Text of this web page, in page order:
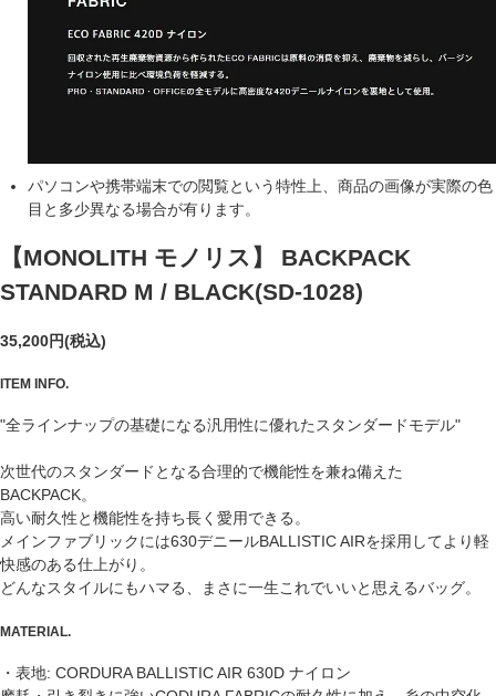
パソコンや携帯端末での閲覧という特性上、商品の画像が実際の色
目と多少異なる場合が有ります。
【MONOLITH モノリス】 BACKPACK
STANDARD M / BLACK(SD-1028)
35,200円(税込)
ITEM INFO.
"全ラインナップの基礎になる汎用性に優れたスタンダードモデル"
次世代のスタンダードとなる合理的で機能性を兼ね備えた
BACKPACK。
高い耐久性と機能性を持ち長く愛用できる。
メインファブリックには630デニールBALLISTIC AIRを採用してより軽
快感のある仕上がり。
どんなスタイルにもハマる、まさに一生これでいいと思えるバッグ。
MATERIAL.
・表地: CORDURA BALLISTIC AIR 630D ナイロン